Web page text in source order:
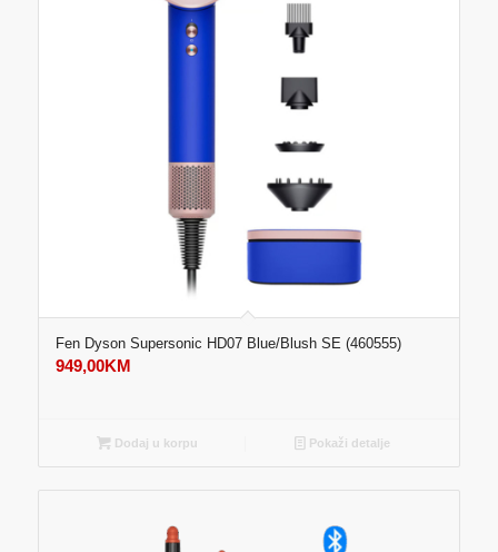
Fen Dyson Supersonic HD07 Blue/Blush SE (460555)
949,00KM
Dodaj u korpu Pokaži detalje